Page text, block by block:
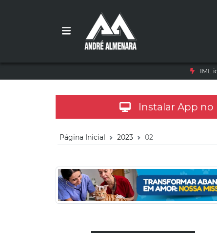
IML
Instalar App no
Página Inicial 2023 02